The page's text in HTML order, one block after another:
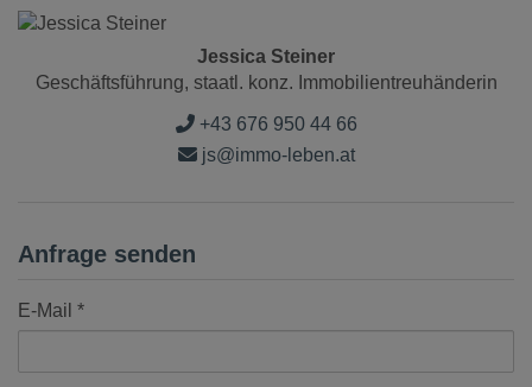
Jessica Steiner
Geschäftsführung, staatl. konz. Immobilientreuhänderin
+43 676 950 44 66
js@immo-leben.at
Anfrage senden
E-Mail